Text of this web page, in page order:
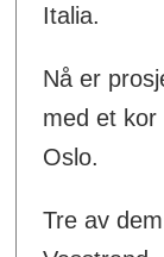
Italia.
Nå er
med et kor
Oslo.
Tre av